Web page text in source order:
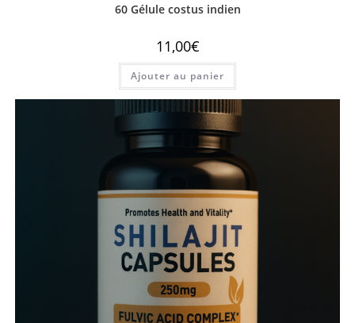
60 Gélule costus indien
11,00€
Ajouter au panier